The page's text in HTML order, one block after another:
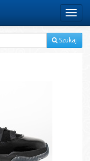
Menu
Szukaj